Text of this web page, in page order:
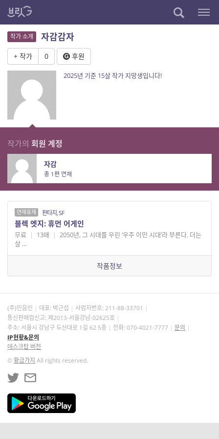
작가 소개 자감감자
+ 작가 0 후원
2025년 기준 15살 작가 지망생입니다!
작가의 회원 계정
자감
총 1편 연재
연재휴재 판타지, SF
블렉 엣지: 휴먼 어게인
무료 | 13매 | 2050년, 그 시대를 우린 ‘우주 이민 시대’라 부른다. 더는
살 ...
작품정보
(주)민음인 대표: 박근섭 사업자번호: 211-88-33701
통신판매업신고: 제2013-서울강남-02625호
주소: 서울시 강남구 도산대로 1길 62 5층
전화: 070-4021-7777
문의
IP현황&문의
데스크탑 버전
©황금가지 All rights reserved.